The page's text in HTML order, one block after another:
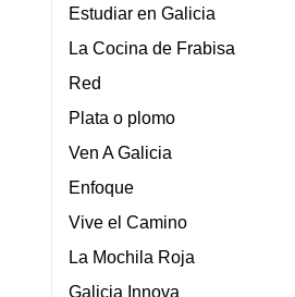
Estudiar en Galicia
La Cocina de Frabisa
Red
Plata o plomo
Ven A Galicia
Enfoque
Vive el Camino
La Mochila Roja
Galicia Innova